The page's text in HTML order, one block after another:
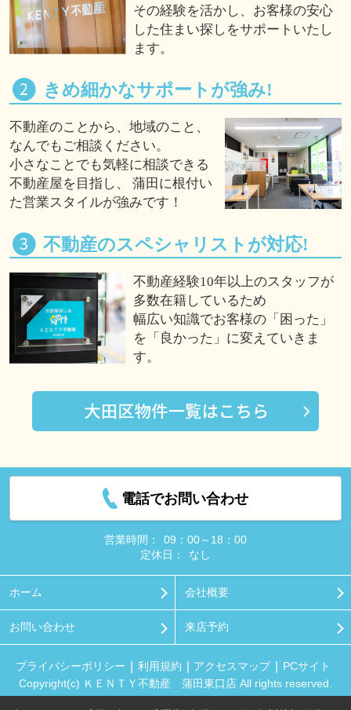
その経験を活かし、お客様の安心
した住まい探しをサポートいたし
ます。
きめ細かなサポートが強み!
不動産のことから、地域のこと、
なんでもご相談ください。
小さなことでも気軽に相談できる
不動産屋を目指し、 蒲田に根付い
た営業スタイルが強みです！
不動産のスペシャリストが対応!
不動産経験10年以上のスタッフが
多数在籍しているため
幅広い知識でお客様の「困った」
を「良かった」に変えていきま
す。
電話でお問い合わせ
営業時間：
09：00～18：00
定休日：
なし
ホーム 会社概要
お問い合わせ 来店予約
プライバシーポリシー 利用規約 アクセスマップ
PCサイト
Copyright(c) ＫＥＮＴＹ不動産 蒲田東口店 All rights reserved.